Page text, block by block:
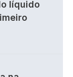
líquido